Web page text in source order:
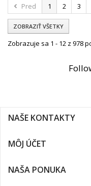
Pred 1 2 3
ZOBRAZIŤ VŠETKY
Zobrazuje sa 1 - 12 z 978
NAŠE KONTAKTY
MÔJ ÚČET
NAŠA PONUKA